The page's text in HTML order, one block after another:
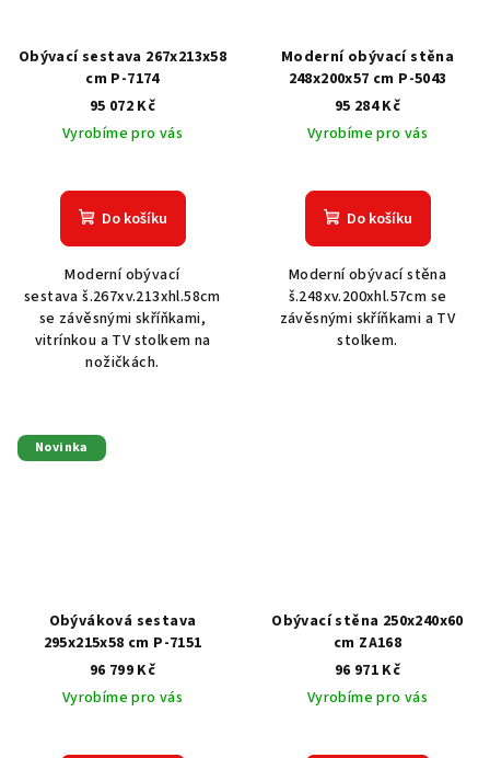
Obývací sestava 267x213x58
cm P-7174
95 072 Kč
Vyrobíme pro vás
Do košíku
Moderní obývací
sestava š.267xv.213xhl.58cm
se závěsnými skříňkami,
vitrínkou a TV stolkem na
nožičkách.
Moderní obývací stěna
248x200x57 cm P-5043
95 284 Kč
Vyrobíme pro vás
Do košíku
Moderní obývací stěna
š.248xv.200xhl.57cm se
závěsnými skříňkami a TV
stolkem.
Novinka
Obýváková sestava
295x215x58 cm P-7151
96 799 Kč
Vyrobíme pro vás
Obývací stěna 250x240x60
cm ZA168
96 971 Kč
Vyrobíme pro vás